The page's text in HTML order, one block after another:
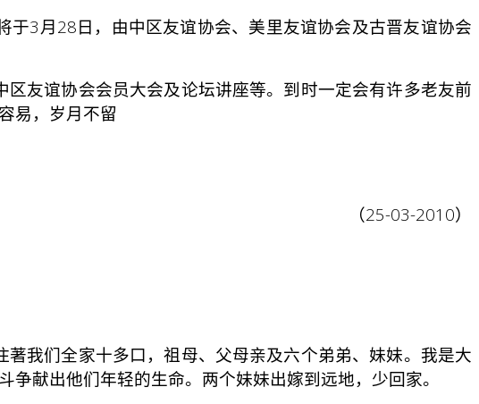
3月28日，由中区友谊协会、美里友谊协会及古晋友谊协会
友谊协会会员大会及论坛讲座等。到时一定会有许多老友前
易，岁月不留
（25-03-2010）
我们全家十多口，祖母、父母亲及六个弟弟、妹妹。我是大
献出他们年轻的生命。两个妹妹出嫁到远地，少回家。